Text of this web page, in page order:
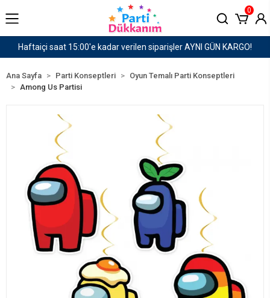
KARGO! 1500 TL ve Üzeri Kargo Ücretsiz!
0
Ana Sayfa Parti Konseptleri
Oyun Temalı Parti Konseptleri
Among Us Partisi